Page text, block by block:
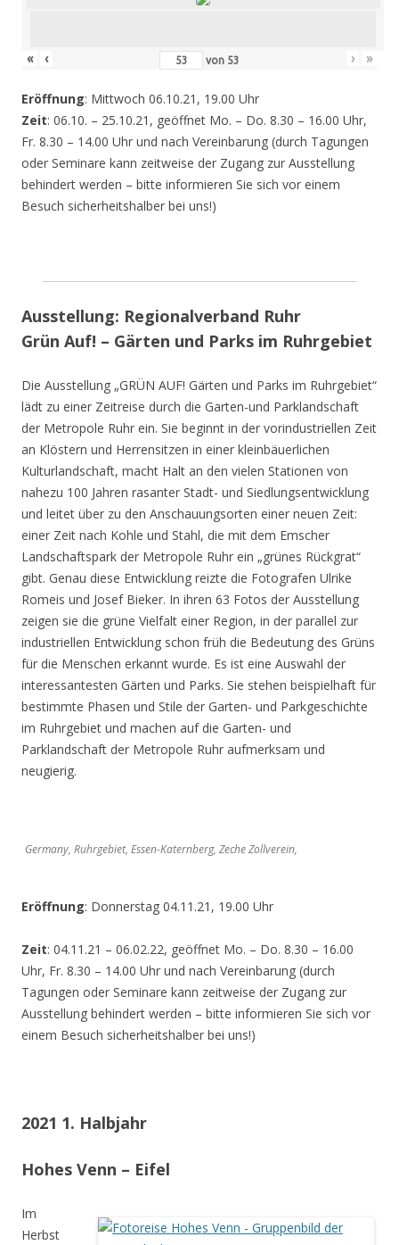
« ‹ von 53 › »
Eröffnung: Mittwoch 06.10.21, 19.00 Uhr
Zeit: 06.10. – 25.10.21, geöffnet Mo. – Do. 8.30 – 16.00 Uhr,
Fr. 8.30 – 14.00 Uhr und nach Vereinbarung (durch Tagungen
oder Seminare kann zeitweise der Zugang zur Ausstellung
behindert werden – bitte informieren Sie sich vor einem
Besuch sicherheitshalber bei uns!)
Ausstellung: Regionalverband Ruhr
Grün Auf! – Gärten und Parks im Ruhrgebiet
Die Ausstellung „GRÜN AUF! Gärten und Parks im Ruhrgebiet“
lädt zu einer Zeitreise durch die Garten-und Parklandschaft
der Metropole Ruhr ein. Sie beginnt in der vorindustriellen Zeit
an Klöstern und Herrensitzen in einer kleinbäuerlichen
Kulturlandschaft, macht Halt an den vielen Stationen von
nahezu 100 Jahren rasanter Stadt- und Siedlungsentwicklung
und leitet über zu den Anschauungsorten einer neuen Zeit:
einer Zeit nach Kohle und Stahl, die mit dem Emscher
Landschaftspark der Metropole Ruhr ein „grünes Rückgrat“
gibt. Genau diese Entwicklung reizte die Fotografen Ulrike
Romeis und Josef Bieker. In ihren 63 Fotos der Ausstellung
zeigen sie die grüne Vielfalt einer Region, in der parallel zur
industriellen Entwicklung schon früh die Bedeutung des Grüns
für die Menschen erkannt wurde. Es ist eine Auswahl der
interessantesten Gärten und Parks. Sie stehen beispielhaft für
bestimmte Phasen und Stile der Garten- und Parkgeschichte
im Ruhrgebiet und machen auf die Garten- und
Parklandschaft der Metropole Ruhr aufmerksam und
neugierig.
Germany, Ruhrgebiet, Essen-Katernberg, Zeche Zollverein,
Eröffnung: Donnerstag 04.11.21, 19.00 Uhr
Zeit: 04.11.21 – 06.02.22, geöffnet Mo. – Do. 8.30 – 16.00
Uhr, Fr. 8.30 – 14.00 Uhr und nach Vereinbarung (durch
Tagungen oder Seminare kann zeitweise der Zugang zur
Ausstellung behindert werden – bitte informieren Sie sich vor
einem Besuch sicherheitshalber bei uns!)
2021 1. Halbjahr
Hohes Venn – Eifel
Im
Herbst